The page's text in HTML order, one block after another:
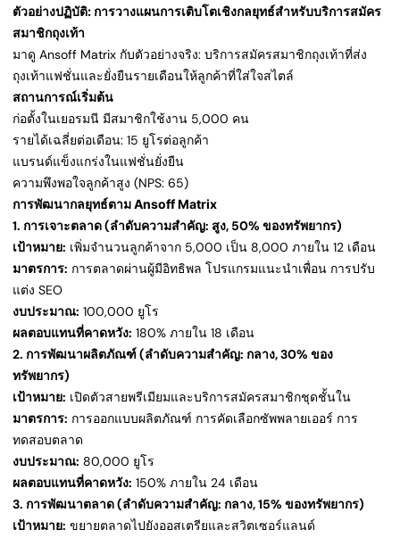
ตัวอย่างปฏิบัติ: การวางแผนการเติบโตเชิงกลยุทธ์สำหรับบริการสมัคร
สมาชิกถุงเท้า
มาดู Ansoff Matrix กับตัวอย่างจริง: บริการสมัครสมาชิกถุงเท้าที่ส่ง
ถุงเท้าแฟชั่นและยั่งยืนรายเดือนให้ลูกค้าที่ใส่ใจสไตล์
สถานการณ์เริ่มต้น
ก่อตั้งในเยอรมนี มีสมาชิกใช้งาน 5,000 คน
รายได้เฉลี่ยต่อเดือน: 15 ยูโรต่อลูกค้า
แบรนด์แข็งแกร่งในแฟชั่นยั่งยืน
ความพึงพอใจลูกค้าสูง (NPS: 65)
การพัฒนากลยุทธ์ตาม Ansoff Matrix
1. การเจาะตลาด (ลำดับความสำคัญ: สูง, 50% ของทรัพยากร)
เป้าหมาย: เพิ่มจำนวนลูกค้าจาก 5,000 เป็น 8,000 ภายใน 12 เดือน
มาตรการ: การตลาดผ่านผู้มีอิทธิพล โปรแกรมแนะนำเพื่อน การปรับ
แต่ง SEO
งบประมาณ: 100,000 ยูโร
ผลตอบแทนที่คาดหวัง: 180% ภายใน 18 เดือน
2. การพัฒนาผลิตภัณฑ์ (ลำดับความสำคัญ: กลาง, 30% ของ
ทรัพยากร)
เป้าหมาย: เปิดตัวสายพรีเมียมและบริการสมัครสมาชิกชุดชั้นใน
มาตรการ: การออกแบบผลิตภัณฑ์ การคัดเลือกซัพพลายเออร์ การ
ทดสอบตลาด
งบประมาณ: 80,000 ยูโร
ผลตอบแทนที่คาดหวัง: 150% ภายใน 24 เดือน
3. การพัฒนาตลาด (ลำดับความสำคัญ: กลาง, 15% ของทรัพยากร)
เป้าหมาย: ขยายตลาดไปยังออสเตรียและสวิตเซอร์แลนด์